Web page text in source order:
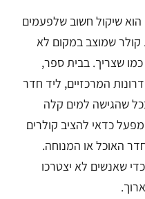
שיקול חשוב שלפעמים
קולר שמוצב במקום לא
שצריך. בבית ספר,
המרכזיים, ליד חדר
שהגישה למים קלה
כדאי להציב קולרים
האוכל או המנוחה.
שאנשים לא יצטרכו